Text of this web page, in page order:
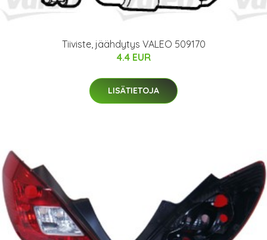
Tiiviste, jäähdytys VALEO 509170
4.4 EUR
LISÄTIETOJA